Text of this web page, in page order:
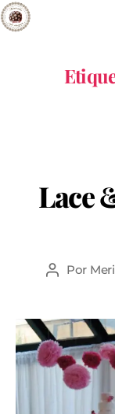
Lace
Por